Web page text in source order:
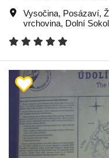
Vysočina, Posázaví,
vrchovina, Dolní